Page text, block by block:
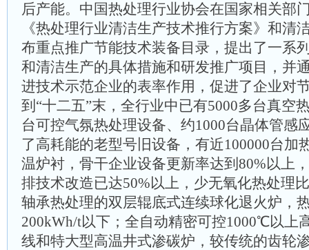
后产能。中国热处理行业协会在国家相关部
《热处理行业清洁生产技术推行方案》和清
布重点推广节能技术装备目录，提出了一系
和清洁生产的具体措施和研发推广项目，并
进技术示范企业的表率作用，促进了企业对
到“十二五”末，全行业中已有5000多台真空
台可控气氛热处理设备、约1000台晶体管感
了高耗能的老型号旧设备，有近100000台加
温炉衬，骨干企业设备更新率达到80%以上
排技术改造已达50%以上，少无氧化热处理
轴承热处理的双层辊底式连续球化退火炉，
200kWh/t以下；全自动精密可控1000℃以上
线和特大型高温井式渗碳炉，较传统的齿轮